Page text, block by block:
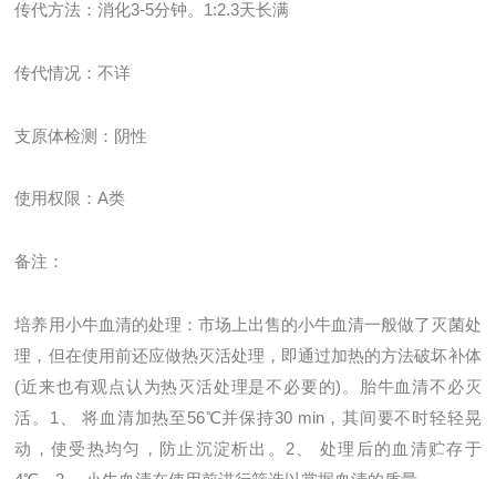
传代方法：消化3-5分钟。 1:2.3天长满
传代情况：不详
支原体检测：阴性
使用权限：A类
备注：
培养用小牛血清的处理：市场上出售的小牛血清一般做了灭菌处
理，但在使用前还应做热灭活处理，即通过加热的方法破坏补体
(近来也有观点认为热灭活处理是不必要的)。胎牛血清不必灭
活。1、 将血清加热至56℃并保持30 min，其间要不时轻轻晃
动，使受热均匀，防止沉淀析出。2、 处理后的血清贮存于